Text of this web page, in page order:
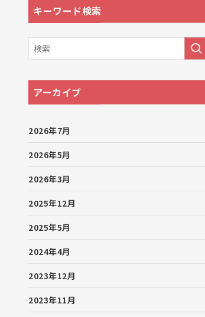
キーワード検索
アーカイブ
2026年7月
2026年5月
2026年3月
2025年12月
2025年5月
2024年4月
2023年12月
2023年11月